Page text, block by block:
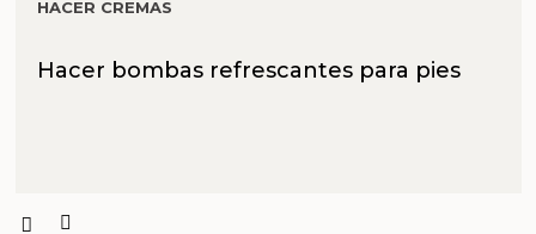
HACER CREMAS
Hacer bombas refrescantes para pies